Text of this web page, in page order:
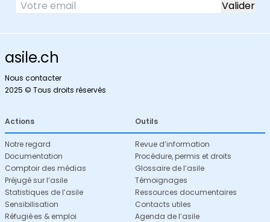
asile.ch
Nous contacter
2025 © Tous droits réservés
Actions
Notre regard
Documentation
Comptoir des médias
Préjugé sur l’asile
Statistiques de l’asile
Sensibilisation
Réfugié·es & emploi
Outils
Revue d’information
Procédure, permis et droits
Glossaire de l’asile
Témoignages
Ressources documentaires
Contacts utiles
Agenda de l’asile